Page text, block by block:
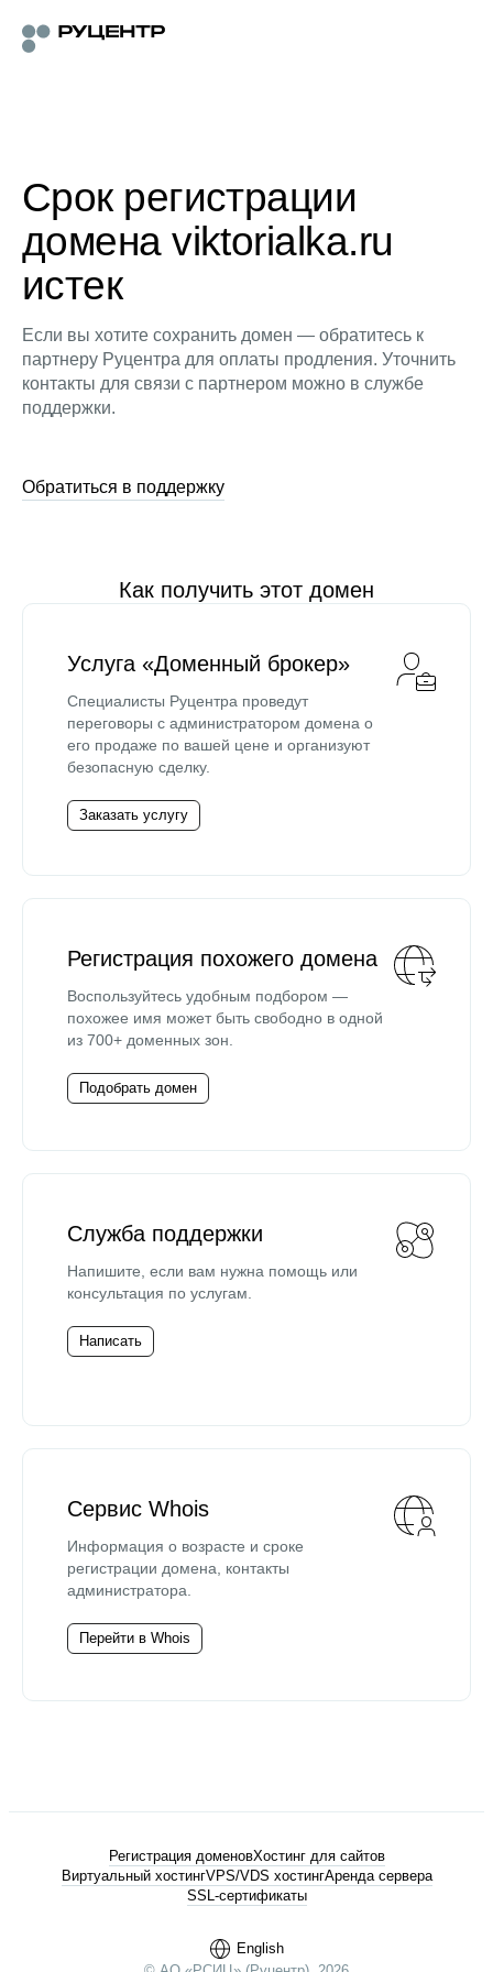
Срок регистрации
домена viktorialka.ru
истек
Если вы хотите сохранить домен — обратитесь к
партнеру Руцентра для оплаты продления. Уточнить
контакты для связи с партнером можно в службе
поддержки.
Обратиться в поддержку
Как получить этот домен
Услуга «Доменный брокер»
Специалисты Руцентра проведут
переговоры с администратором домена о
его продаже по вашей цене и организуют
безопасную сделку.
Заказать услугу
Регистрация похожего домена
Воспользуйтесь удобным подбором —
похожее имя может быть свободно в одной
из 700+ доменных зон.
Подобрать домен
Служба поддержки
Напишите, если вам нужна помощь или
консультация по услугам.
Написать
Сервис Whois
Информация о возрасте и сроке
регистрации домена, контакты
администратора.
Перейти в Whois
English
Регистрация доменовХостинг для сайтов
Виртуальный хостингVPS/VDS хостингАренда сервера
SSL-сертификаты